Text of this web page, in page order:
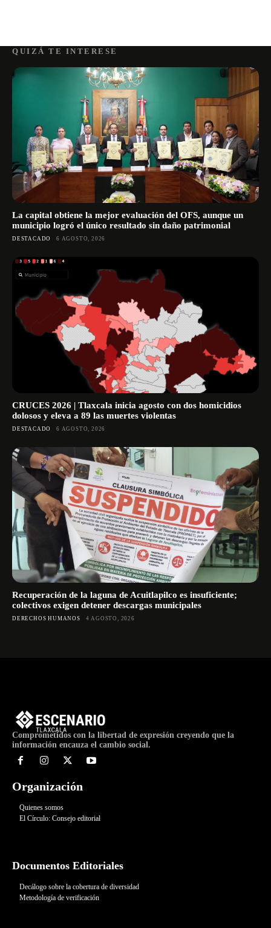
QUIZÁ TE INTERESE
La capital obtiene la mejor evaluación del OFS, aunque un
municipio logró el único resultado sin daño patrimonial
DESTACADO 6 AGOSTO, 2026
CRUCES 2026 | Tlaxcala inicia agosto con dos homicidios
dolosos y eleva a 89 las muertes violentas
DESTACADO 6 AGOSTO, 2026
Recuperación de la laguna de Acuitlapilco es insuficiente;
colectivos exigen detener descargas municipales
DERECHOS HUMANOS 4 AGOSTO, 2026
Comprometidos con la libertad de expresión creyendo que la
información encauza el cambio social.
Organización
Quienes somos
El Círculo: Consejo editorial
Documentos Editoriales
Decálogo sobre la cobertura de diversidad
Metodología de verificación